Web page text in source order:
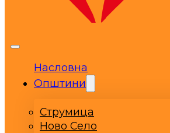
Насловна
Општини
Струмица
Ново Село